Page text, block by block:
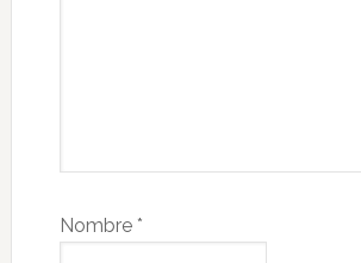
Nombre *